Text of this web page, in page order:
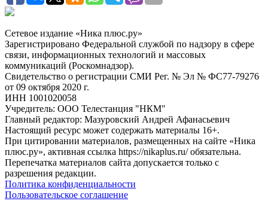
Сетевое издание «Ника плюс.ру»
Зарегистрировано Федеральной службой по надзору в сфере
связи, информационных технологий и массовых
коммуникаций (Роскомнадзор).
Свидетельство о регистрации СМИ Рег. № Эл № ФС77-79276
от 09 октября 2020 г.
ИНН 1001020058
Учредитель: ООО Телестанция "НКМ"
Главный редактор: Мазуровский Андрей Афанасьевич
Настоящий ресурс может содержать материалы 16+.
При цитировании материалов, размещенных на сайте «Ника
плюс.ру», активная ссылка https://nikaplus.ru/ обязательна.
Перепечатка материалов сайта допускается только с
разрешения редакции.
Политика конфиденциальности
Пользовательское соглашение